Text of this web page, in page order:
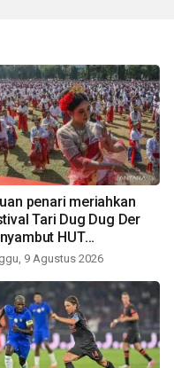
penari meriahkan
Tari Dug Dug Der
HUT
9 Agustus 2026